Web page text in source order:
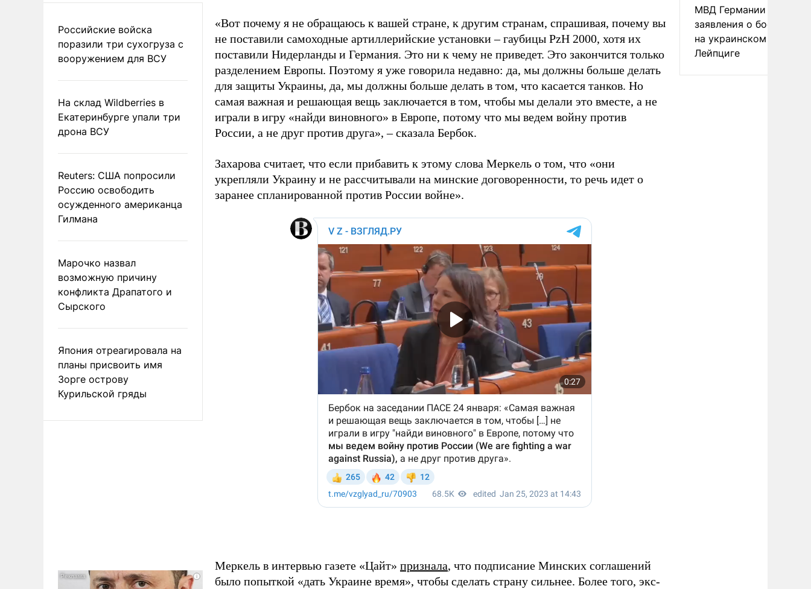
Российские войска
поразили три сухогруза с
вооружением для ВСУ
На склад Wildberries в
Екатеринбурге упали три
дрона ВСУ
Reuters: США попросили
Россию освободить
осужденного американца
Гилмана
Марочко назвал
возможную причину
конфликта Драпатого и
Сырского
Япония отреагировала на
планы присвоить имя
Зорге острову
Курильской гряды
«Вот почему я не обращаюсь к вашей стране, к другим странам, спрашивая, почему вы
не поставили самоходные артиллерийские установки – гаубицы PzH 2000, хотя их
поставили Нидерланды и Германия. Это ни к чему не приведет. Это закончится только
разделением Европы. Поэтому я уже говорила недавно: да, мы должны больше делать
для защиты Украины, да, мы должны больше делать в том, что касается танков. Но
самая важная и решающая вещь заключается в том, чтобы мы делали это вместе, а не
играли в игру «найди виновного» в Европе, потому что мы ведем войну против
России, а не друг против друга», – сказала Бербок.
Захарова считает, что если прибавить к этому слова Меркель о том, что «они
укрепляли Украину и не рассчитывали на минские договоренности, то речь идет о
заранее спланированной против России войне».
Меркель в интервью газете «Цайт» признала, что подписание Минских соглашений
было попыткой «дать Украине время», чтобы сделать страну сильнее. Более того, экс-
МВД Германии отвергло
заявления о
на украинском
Лейпциге